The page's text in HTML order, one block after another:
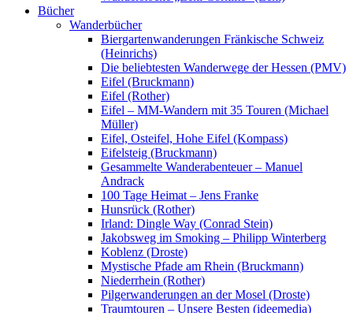
Bücher
Wanderbücher
Biergartenwanderungen Fränkische Schweiz
(Heinrichs)
Die beliebtesten Wanderwege der Hessen (PMV)
Eifel (Bruckmann)
Eifel (Rother)
Eifel – MM-Wandern mit 35 Touren (Michael
Müller)
Eifel, Osteifel, Hohe Eifel (Kompass)
Eifelsteig (Bruckmann)
Gesammelte Wanderabenteuer – Manuel
Andrack
100 Tage Heimat – Jens Franke
Hunsrück (Rother)
Irland: Dingle Way (Conrad Stein)
Jakobsweg im Smoking – Philipp Winterberg
Koblenz (Droste)
Mystische Pfade am Rhein (Bruckmann)
Niederrhein (Rother)
Pilgerwanderungen an der Mosel (Droste)
Traumtouren – Unsere Besten (ideemedia)